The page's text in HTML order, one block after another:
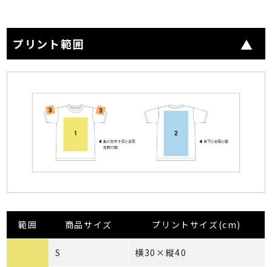
プリント範囲
範囲 商品サイズ プリントサイズ(cm)
S 横30×縦40